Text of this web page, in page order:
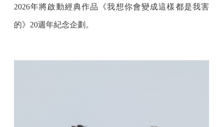
2026年將啟動經典作品《我想你會變成這樣都是我害
的》20週年紀念企劃。